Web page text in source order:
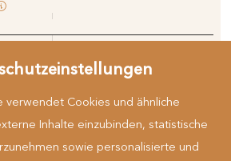
verwendet Cookies und ähnliche
Inhalte einzubinden, statistische
sowie personalisierte und
€ 250,-